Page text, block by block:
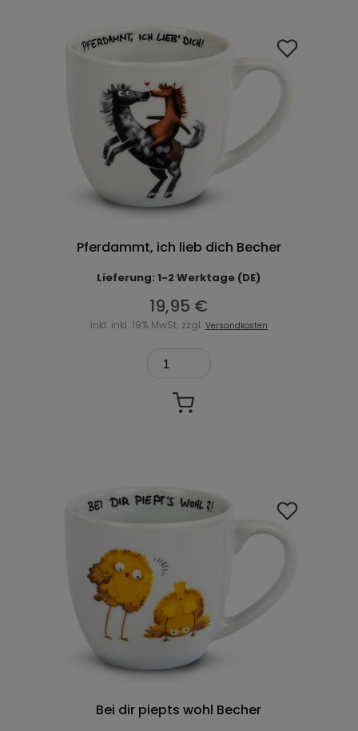
Pferdammt, ich lieb dich Becher
Lieferung: 1-2 Werktage (DE)
19,95 €
inkl. inkl. 19% MwSt. zzgl. Versandkosten
Bei dir piepts wohl Becher